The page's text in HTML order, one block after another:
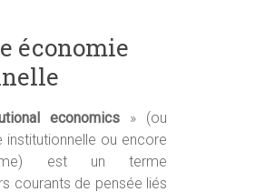
économie
economics » (ou
institutionnelle ou encore
est un terme
courants de pensée liés